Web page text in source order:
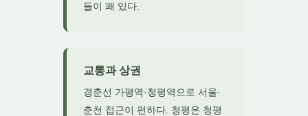
들이 꽤 있다.
교통과 상권
경춘선 가평역·청평역으로 서울·
춘천 접근이 편하다. 청평은 청평